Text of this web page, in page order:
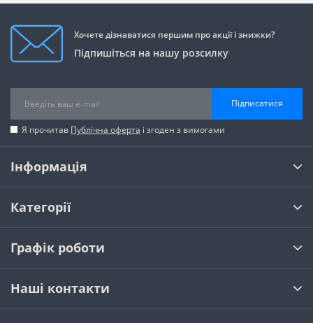
Хочете дізнаватися першим про акції і знижки?
Підпишіться на нашу розсилку
Підписатися
Я прочитав Публічна оферта і згоден з вимогами
Інформація
Категорії
Графік роботи
Наші контакти